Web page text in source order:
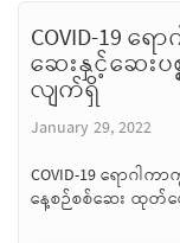
COVID-19
ဆေးနှင့်ဆေးပ
လျက်ရှိ
January 29, 2022
COVID-19 ရောဂါ
နေ့စဉ်စစ်ဆေး ထုတ်ပ